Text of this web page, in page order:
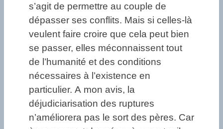
s’agit de permettre au couple de
dépasser ses conflits. Mais si celles-là
veulent faire croire que cela peut bien
se passer, elles méconnaissent tout
de l’humanité et des conditions
nécessaires à l’existence en
particulier. A mon avis, la
déjudiciarisation des ruptures
n’améliorera pas le sort des pères. Car